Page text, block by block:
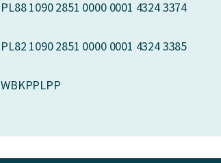
PL88 1090 2851 0000 0001 4324 3374
PL82 1090 2851 0000 0001 4324 3385
WBKPPLPP